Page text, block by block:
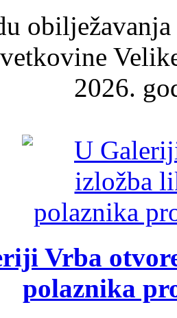
2026.
Vrba
polaznika